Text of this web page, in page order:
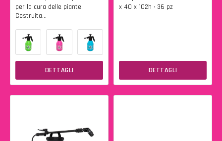
per la cura delle piante.
Costruita...
DETTAGLI
x 40 x 102h • 36 pz
DETTAGLI